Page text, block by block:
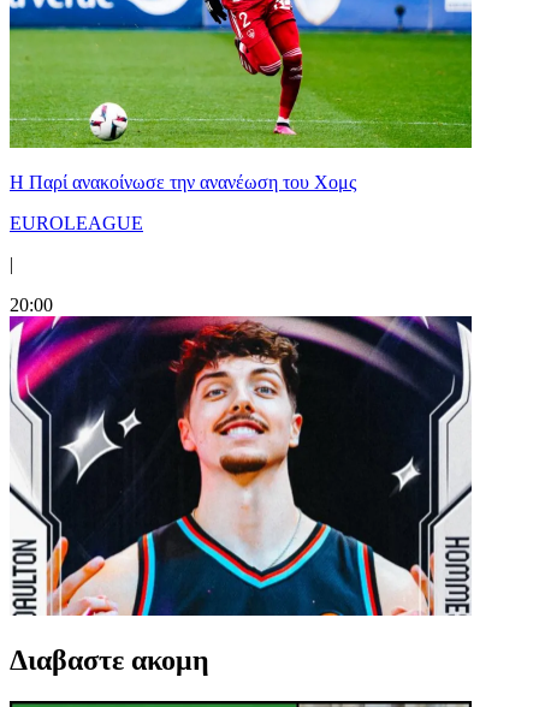
Η Παρί ανακοίνωσε την ανανέωση του Χομς
EUROLEAGUE
|
20:00
Διαβαστε ακομη